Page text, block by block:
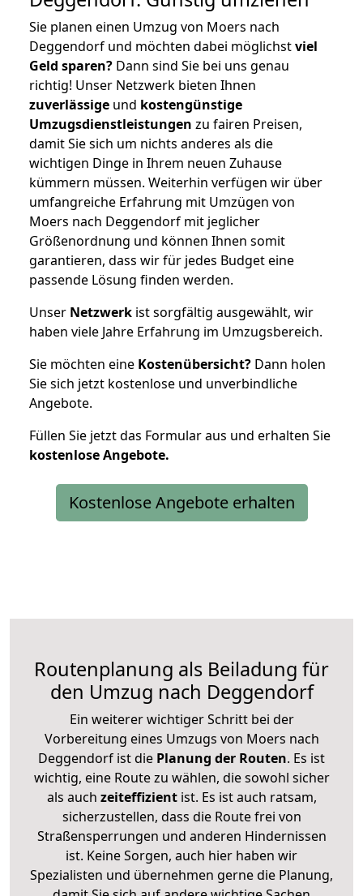
Sie planen einen Umzug von Moers nach
Deggendorf und möchten dabei möglichstviel
Geld sparen? Dann sind Sie bei uns genau
richtig! Unser Netzwerk bieten Ihnen
zuverlässige und kostengünstige
Umzugsdienstleistungen zu fairen Preisen,
damit Sie sich um nichts anderes als die
wichtigen Dinge in Ihrem neuen Zuhause
kümmern müssen. Weiterhin verfügen wir über
umfangreiche Erfahrung mit Umzügen von
Moers nach Deggendorf mit jeglicher
Größenordnung und können Ihnen somit
garantieren, dass wir für jedes Budget eine
passende Lösung finden werden.
Unser Netzwerk ist sorgfältig ausgewählt, wir
haben viele Jahre Erfahrung im Umzugsbereich.
Sie möchten eine Kostenübersicht? Dann holen
Sie sich jetzt kostenlose und unverbindliche
Angebote.
Füllen Sie jetzt das Formular aus und erhalten Sie
kostenloseAngebote.
Kostenlose Angebote erhalten
Routenplanung als Beiladung für
den Umzug nach Deggendorf
Ein weiterer wichtiger Schritt bei der
Vorbereitung eines Umzugs von Moers nach
Deggendorf ist die Planung der Routen. Es ist
wichtig, eine Route zu wählen, die sowohl sicher
als auch zeiteffizientist. Es ist auch ratsam,
sicherzustellen, dass die Route frei von
Straßensperrungen und anderen Hindernissen
ist. Keine Sorgen, auch hier haben wir
Spezialisten und übernehmen gerne die Planung,